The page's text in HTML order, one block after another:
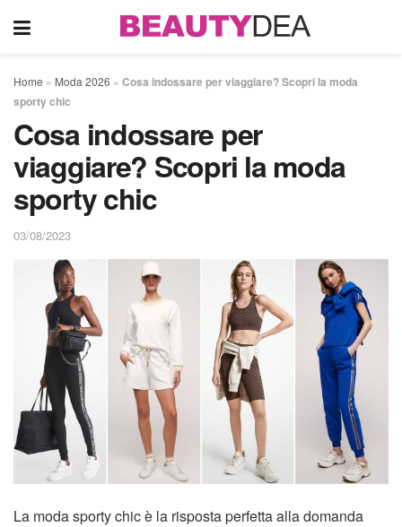
Home » Moda 2026 » Cosa indossare per viaggiare? Scopri la moda
sporty chic
Cosa indossare per
viaggiare? Scopri la moda
sporty chic
03/08/2023
La moda sporty chic è la risposta perfetta alla domanda